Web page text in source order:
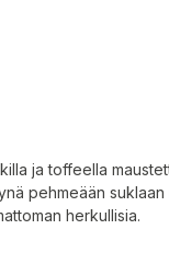
ja toffeella
pehmeään suklaan
herkullisia.